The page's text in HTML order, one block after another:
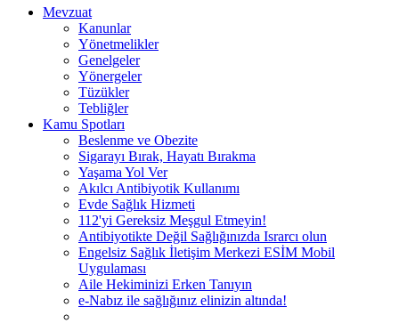
Mevzuat
Kanunlar
Yönetmelikler
Genelgeler
Yönergeler
Tüzükler
Tebliğler
Kamu Spotları
Beslenme ve Obezite
Sigarayı Bırak, Hayatı Bırakma
Yaşama Yol Ver
Akılcı Antibiyotik Kullanımı
Evde Sağlık Hizmeti
112'yi Gereksiz Meşgul Etmeyin!
Antibiyotikte Değil Sağlığınızda Israrcı olun
Engelsiz Sağlık İletişim Merkezi ESİM Mobil
Uygulaması
Aile Hekiminizi Erken Tanıyın
e-Nabız ile sağlığınız elinizin altında!